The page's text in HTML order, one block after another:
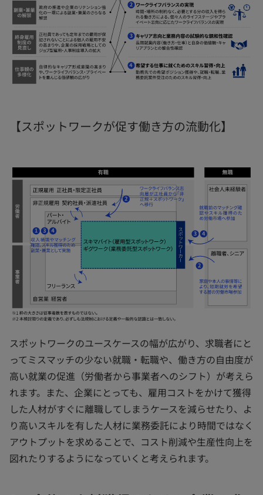
【スポットワークが促す働き方の流動化】
スポットワークのユースケースの幅が広がり、求職者にと
ってミスマッチの少ない就職・転職や、働き方の自由度が
高い就業の促進（労働者から事業者へのシフト）が考えら
れます。また、企業にとっても、雇用コストをかけて獲得
した人材がすぐに離職してしまうケースを減らせたり、よ
り高いスキルを有した人材に業務委託により時間ではなく
アウトプットを求めることで、コスト削減や生産性向上を
図れたりするようになっていくと考えられます。